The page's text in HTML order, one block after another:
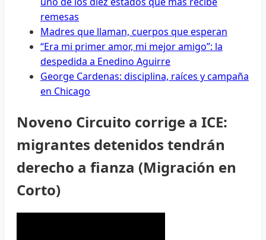
remesas
Madres que llaman, cuerpos que esperan
“Era mi primer amor, mi mejor amigo”: la
despedida a Enedino Aguirre
George Cardenas: disciplina, raíces y campaña
en Chicago
Noveno Circuito corrige a ICE:
migrantes detenidos tendrán
derecho a fianza (Migración en
Corto)